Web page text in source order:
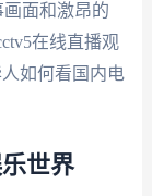
面和激昂的
在线直播观
如何看国内电
世界